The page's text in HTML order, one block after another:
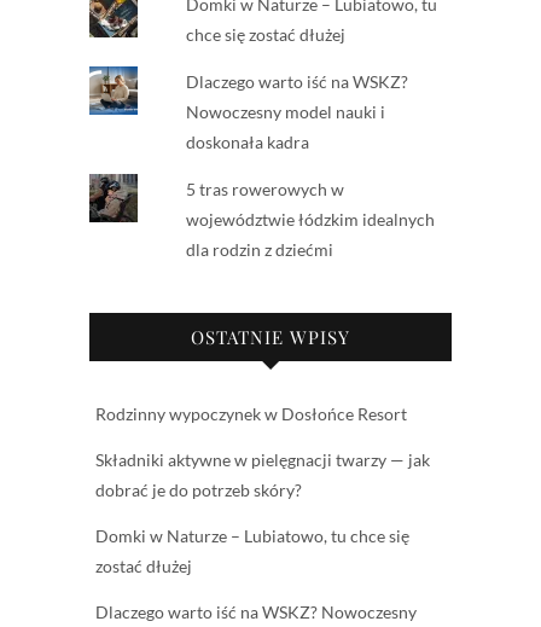
Domki w Naturze – Lubiatowo, tu
chce się zostać dłużej
Dlaczego warto iść na WSKZ?
Nowoczesny model nauki i
doskonała kadra
5 tras rowerowych w
województwie łódzkim idealnych
dla rodzin z dziećmi
OSTATNIE WPISY
Rodzinny wypoczynek w Dosłońce Resort
Składniki aktywne w pielęgnacji twarzy — jak
dobrać je do potrzeb skóry?
Domki w Naturze – Lubiatowo, tu chce się
zostać dłużej
Dlaczego warto iść na WSKZ? Nowoczesny